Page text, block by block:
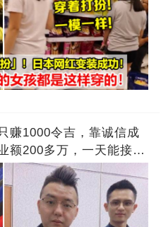
赚1000令吉，靠诚信成
额200多万，一天能接上